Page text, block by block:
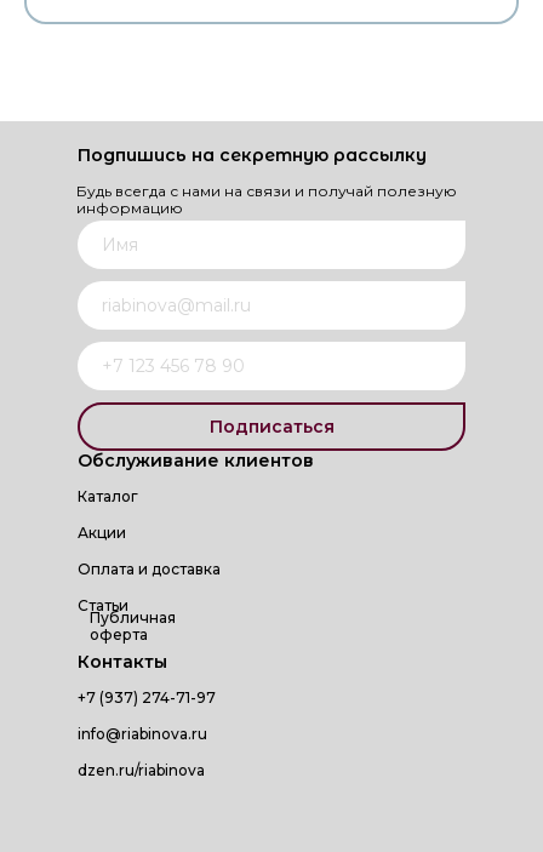
Подпишись на секретную рассылку
Будь всегда с нами на связи и получай полезную
информацию
Подписаться
Обслуживание клиентов
Каталог
Акции
Оплата и доставка
Контакты
+7 (937) 274-71-97
info@riabinova.ru
dzen.ru/riabinova
Статьи
Публичная
оферта